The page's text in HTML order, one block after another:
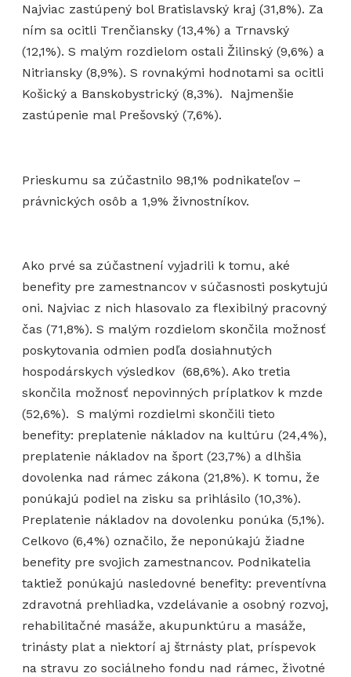
Najviac zastúpený bol Bratislavský kraj (31,8%). Za
ním sa ocitli Trenčiansky (13,4%) a Trnavský
(12,1%). S malým rozdielom ostali Žilinský (9,6%) a
Nitriansky (8,9%). S rovnakými hodnotami sa ocitli
Košický a Banskobystrický (8,3%). Najmenšie
zastúpenie mal Prešovský (7,6%).
Prieskumu sa zúčastnilo 98,1% podnikateľov –
právnických osôb a 1,9% živnostníkov.
Ako prvé sa zúčastnení vyjadrili k tomu, aké
benefity pre zamestnancov v súčasnosti poskytujú
oni. Najviac z nich hlasovalo za flexibilný pracovný
čas (71,8%). S malým rozdielom skončila možnosť
poskytovania odmien podľa dosiahnutých
hospodárskych výsledkov (68,6%). Ako tretia
skončila možnosť nepovinných príplatkov k mzde
(52,6%). S malými rozdielmi skončili tieto
benefity: preplatenie nákladov na kultúru (24,4%),
preplatenie nákladov na šport (23,7%) a dlhšia
dovolenka nad rámec zákona (21,8%). K tomu, že
ponúkajú podiel na zisku sa prihlásilo (10,3%).
Preplatenie nákladov na dovolenku ponúka (5,1%).
Celkovo (6,4%) označilo, že neponúkajú žiadne
benefity pre svojich zamestnancov. Podnikatelia
taktiež ponúkajú nasledovné benefity: preventívna
zdravotná prehliadka, vzdelávanie a osobný rozvoj,
rehabilitačné masáže, akupunktúru a masáže,
trinásty plat a niektorí aj štrnásty plat, príspevok
na stravu zo sociálneho fondu nad rámec, životné